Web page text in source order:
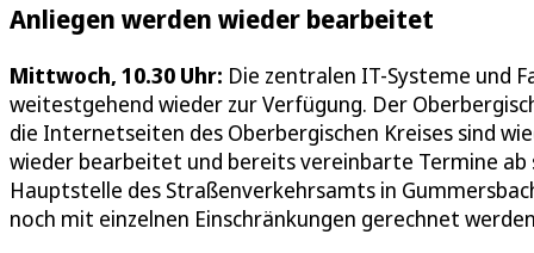
Anliegen werden wieder bearbeitet
Mittwoch, 10.30 Uhr: Die zentralen IT-Systeme und
weitestgehend wieder zur Verfügung. Der
die Internetseiten des Oberbergischen Kreises sind
wieder bearbeitet und bereits vereinbarte Termine
Hauptstelle des Straßenverkehrsamts in
noch mit einzelnen Einschränkungen gerechnet